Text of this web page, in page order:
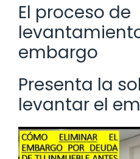
El proceso de
embargo
Presenta la
levantar el